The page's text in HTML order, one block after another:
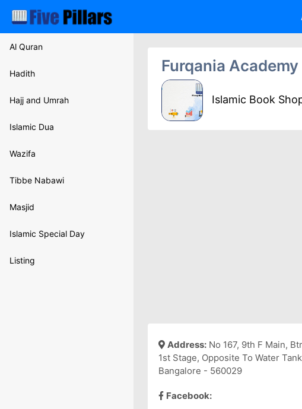
Al Quran
Hadith
Hajj and Umrah
Islamic Dua
Wazifa
Tibbe Nabawi
Masjid
Islamic Special Day
Listing
Furqania
Islamic Book
Address: No 167, 9th F Main,
1st Stage, Opposite To Water
Bangalore - 560029
Facebook: